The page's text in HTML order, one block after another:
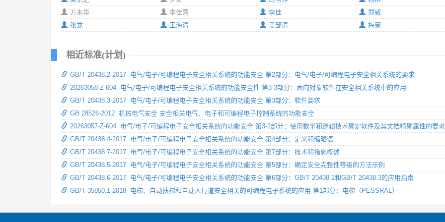
方来华
李佳嘉
张龙
王海清
李佳
郑威
孟邹清
梅豪
相近标准(计划)
GB/T 20438.2-2017 电气/电子/可编程电子安全相关系统的功能安全 第2部分：电气/电子/可编程电子安全相关系统的要求
20263058-Z-604 电气/电子/可编程电子安全相关系统的功能安全性 第3-3部分：面向对象软件在安全相关系统中的应用
GB/T 20438.3-2017 电气/电子/可编程电子安全相关系统的功能安全 第3部分：软件要求
GB 28526-2012 机械电气安全 安全相关电气、电子和可编程电子控制系统的功能安全
20263057-Z-604 电气/电子/可编程电子安全相关系统的功能安全 第3-2部分：使用数学和逻辑技术确定软件及其文档精确属性的要
GB/T 20438.4-2017 电气/电子/可编程电子安全相关系统的功能安全 第4部分：定义和缩略语
GB/T 20438.7-2017 电气/电子/可编程电子安全相关系统的功能安全 第7部分：技术和措施概述
GB/T 20438.5-2017 电气/电子/可编程电子安全相关系统的功能安全 第5部分：确定安全完整性等级的方法示例
GB/T 20438.6-2017 电气/电子/可编程电子安全相关系统的功能安全 第6部分：GB/T 20438.2和GB/T 20438.3的应用指南
GB/T 35850.1-2018 电梯、自动扶梯和自动人行道安全相关的可编程电子系统的应用 第1部分：电梯（PESSRAL）